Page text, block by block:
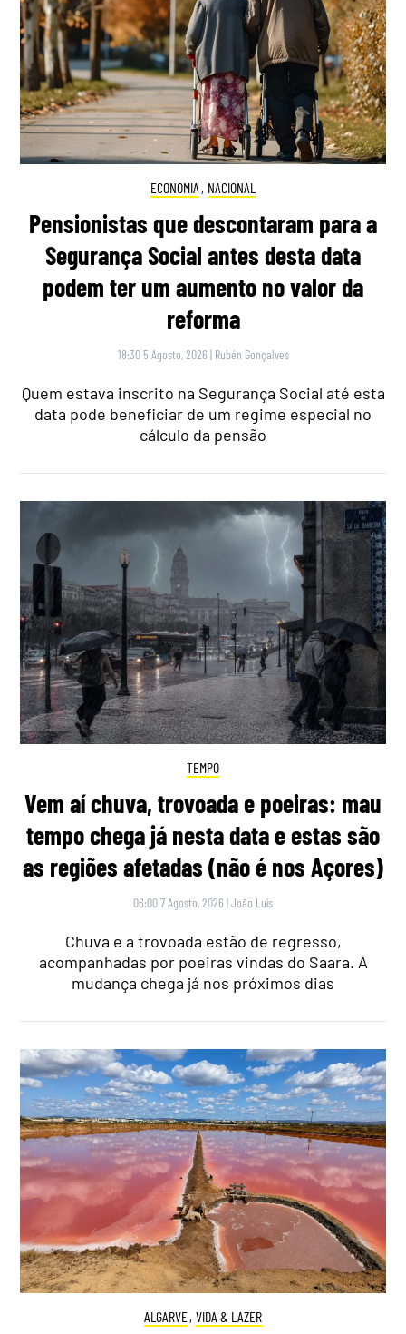
ECONOMIA , NACIONAL
Pensionistas que descontaram para a
Segurança Social antes desta data
podem ter um aumento no valor da
reforma
18:30 5 Agosto, 2026 | Rubén Gonçalves
Quem estava inscrito na Segurança Social até esta
data pode beneficiar de um regime especial no
cálculo da pensão
TEMPO
Vem aí chuva, trovoada e poeiras: mau
tempo chega já nesta data e estas são
as regiões afetadas (não é nos Açores)
06:00 7 Agosto, 2026 |João Luís
Chuva e a trovoada estão de regresso,
acompanhadas por poeiras vindas do Saara. A
mudança chega já nos próximos dias
ALGARVE, VIDA & LAZER